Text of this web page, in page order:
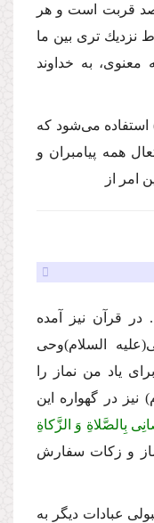
قربت است و هر
نزدیك ترى بین ما
معنوى، به خداوند
استفاده مى‌شود كه
همه پیامبران و
امر از
قرآن نیز آمده
(علیه السلام)وحى
یاد من نماز را
نیز در گهواره این
بِالصَّلاةِ وَ الزَّكاةِ
و زكات سفارش
عبادات دیگر به